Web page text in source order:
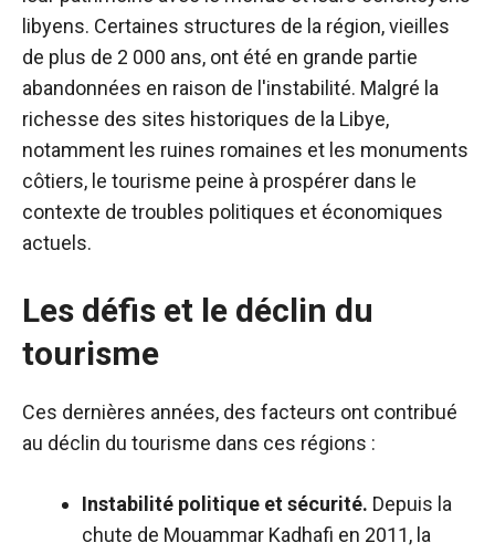
libyens. Certaines structures de la région, vieilles
de plus de 2 000 ans, ont été en grande partie
abandonnées en raison de l'instabilité. Malgré la
richesse des sites historiques de la Libye,
notamment les ruines romaines et les monuments
côtiers, le tourisme peine à prospérer dans le
contexte de troubles politiques et économiques
actuels.
Les défis et le déclin du
tourisme
Ces dernières années, des facteurs ont contribué
au déclin du tourisme dans ces régions :
Instabilité politique et sécurité. Depuis la
chute de Mouammar Kadhafi en 2011, la